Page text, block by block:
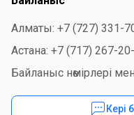
Алматы: +7 (727) 331-
Астана: +7 (717) 267-
Байланыс нөмірлері
Кері